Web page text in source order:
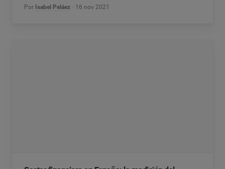
Por Isabel Peláez 16 nov 2021